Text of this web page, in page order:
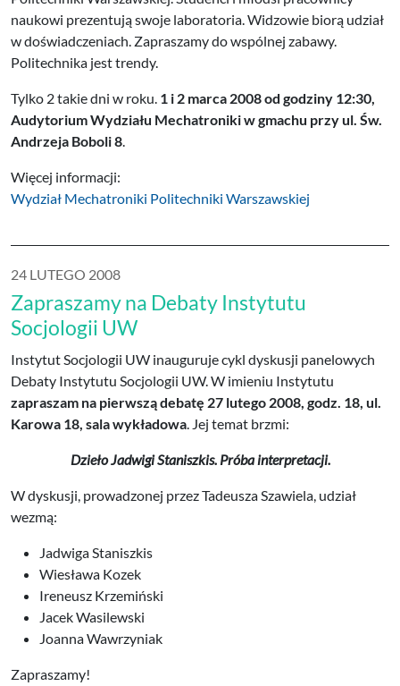
naukowi prezentują swoje laboratoria. Widzowie biorą udział
w doświadczeniach. Zapraszamy do wspólnej zabawy.
Politechnika jest trendy.
Tylko 2 takie dni w roku. 1 i 2 marca 2008 od godziny 12:30,
Audytorium Wydziału Mechatroniki w gmachu przy ul. Św.
Andrzeja Boboli 8.
Więcej informacji:
Wydział Mechatroniki Politechniki Warszawskiej
24 LUTEGO 2008
Zapraszamy na Debaty Instytutu
Socjologii UW
Instytut Socjologii UW inauguruje cykl dyskusji panelowych
Debaty Instytutu Socjologii UW. W imieniu Instytutu
zapraszam na pierwszą debatę 27 lutego 2008, godz. 18, ul.
Karowa 18, sala wykładowa. Jej temat brzmi:
Dzieło Jadwigi Staniszkis. Próba interpretacji.
W dyskusji, prowadzonej przez Tadeusza Szawiela, udział
wezmą:
Jadwiga Staniszkis
Wiesława Kozek
Ireneusz Krzemiński
Jacek Wasilewski
Joanna Wawrzyniak
Zapraszamy!